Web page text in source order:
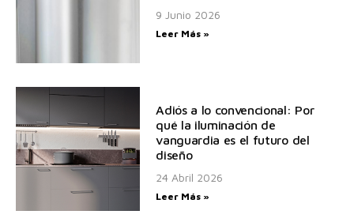
9 Junio 2026
Leer Más »
Adiós a lo convencional: Por
qué la iluminación de
vanguardia es el futuro del
diseño
24 Abril 2026
Leer Más »